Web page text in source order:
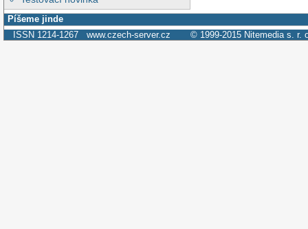
Píšeme jinde
ISSN 1214-1267 www.czech-server.cz © 1999-2015 Nitemedia s. r.